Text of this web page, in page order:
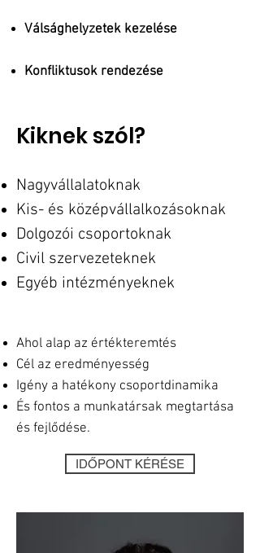
Válsághelyzetek kezelése
Konfliktusok rendezése
Kiknek szól?
Nagyvállalatoknak
Kis- és középvállalkozásoknak
Dolgozói csoportoknak
Civil szervezeteknek
Egyéb intézményeknek
Ahol alap az értékteremtés
Cél az eredményesség
Igény a hatékony csoportdinamika
És fontos a munkatársak megtartása
és fejlődése.
IDŐPONT KÉRÉSE